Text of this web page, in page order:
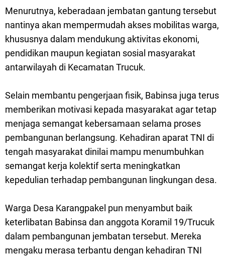
Menurutnya, keberadaan jembatan gantung tersebut
nantinya akan mempermudah akses mobilitas warga,
khususnya dalam mendukung aktivitas ekonomi,
pendidikan maupun kegiatan sosial masyarakat
antarwilayah di Kecamatan Trucuk.
Selain membantu pengerjaan fisik, Babinsa juga terus
memberikan motivasi kepada masyarakat agar tetap
menjaga semangat kebersamaan selama proses
pembangunan berlangsung. Kehadiran aparat TNI di
tengah masyarakat dinilai mampu menumbuhkan
semangat kerja kolektif serta meningkatkan
kepedulian terhadap pembangunan lingkungan desa.
Warga Desa Karangpakel pun menyambut baik
keterlibatan Babinsa dan anggota Koramil 19/Trucuk
dalam pembangunan jembatan tersebut. Mereka
mengaku merasa terbantu dengan kehadiran TNI